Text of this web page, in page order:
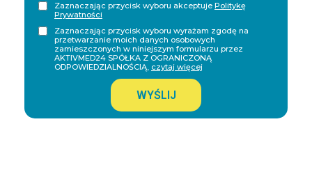
Zaznaczając przycisk wyboru akceptuje Politykę
Prywatności
Zaznaczając przycisk wyboru wyrażam zgodę na
przetwarzanie moich danych osobowych
zamieszczonych w niniejszym formularzu przez
AKTIVMED24 SPÓŁKA Z OGRANICZONĄ
ODPOWIEDZIALNOŚCIĄ, czytaj więcej
WYŚLIJ